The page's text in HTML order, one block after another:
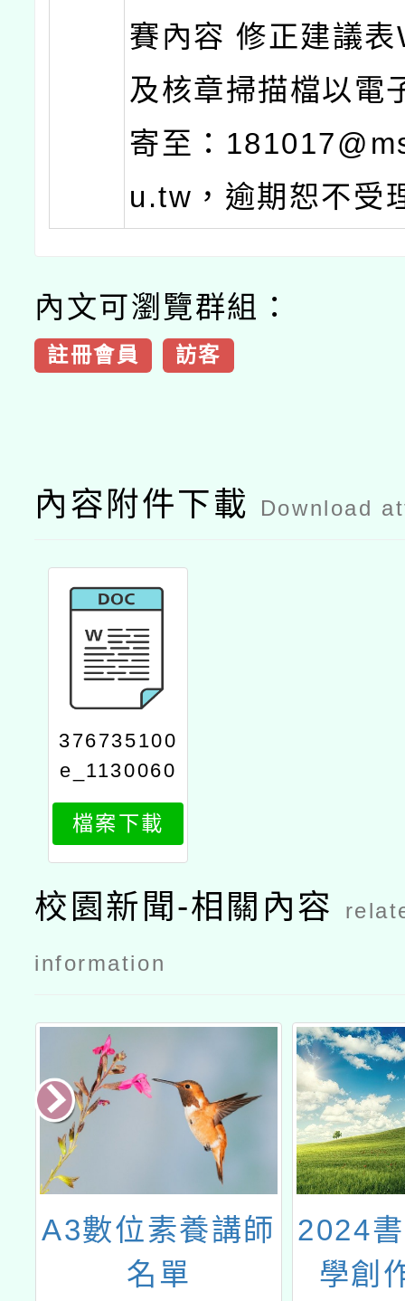
賽內容 修正建議
及核章掃描檔以電
寄至：
u.tw，逾期恕不受
內文可瀏覽群組：
註冊會員 訪客
內容附件下載 Download
376735100
e_1130060
450_attach
1
檔案下載
校園新聞-相關內容
information
A3數位素養講師
名單
2024
學創